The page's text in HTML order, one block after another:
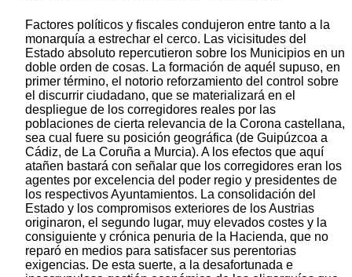
Factores políticos y fiscales condujeron entre tanto a la
monarquía a estrechar el cerco. Las vicisitudes del
Estado absoluto repercutieron sobre los Municipios en un
doble orden de cosas. La formación de aquél supuso, en
primer término, el notorio reforzamiento del control sobre
el discurrir ciudadano, que se materializará en el
despliegue de los corregidores reales por las
poblaciones de cierta relevancia de la Corona castellana,
sea cual fuere su posición geográfica (de Guipúzcoa a
Cádiz, de La Coruña a Murcia). A los efectos que aquí
atañen bastará con señalar que los corregidores eran los
agentes por excelencia del poder regio y presidentes de
los respectivos Ayuntamientos. La consolidación del
Estado y los compromisos exteriores de los Austrias
originaron, el segundo lugar, muy elevados costes y la
consiguiente y crónica penuria de la Hacienda, que no
reparó en medios para satisfacer sus perentorias
exigencias. De esta suerte, a la desafortunada e